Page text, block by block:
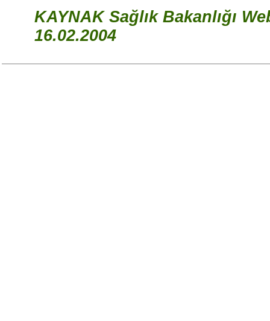
KAYNAK Sağlık Bakanlığı
16.02.2004